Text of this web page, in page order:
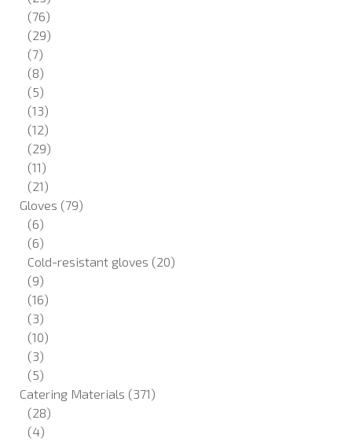
(76)
(29)
(7)
(8)
(5)
(13)
(12)
(29)
(11)
(21)
Gloves (79)
(6)
(6)
Cold-resistant gloves (20)
(9)
(16)
(3)
(10)
(3)
(5)
Catering Materials (371)
(28)
(4)